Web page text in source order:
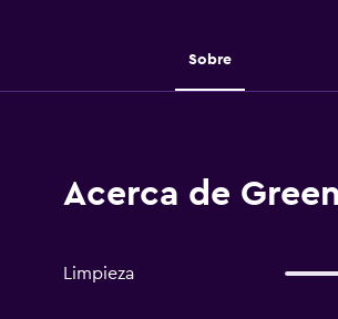
Sobre
Acerca de
Limpieza